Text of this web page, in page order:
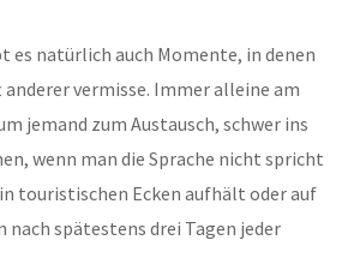
es natürlich auch Momente, in denen
anderer vermisse. Immer alleine am
jemand zum Austausch, schwer ins
wenn man die Sprache nicht spricht
touristischen Ecken aufhält oder auf
nach spätestens drei Tagen jeder